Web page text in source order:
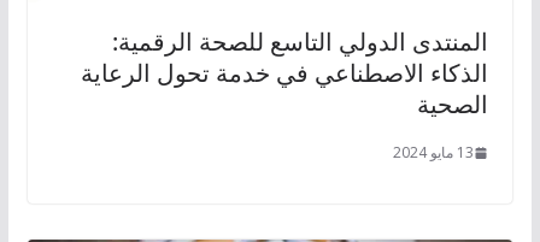
المنتدى الدولي التاسع للصحة الرقمية:
الذكاء الاصطناعي في خدمة تحول الرعاية
الصحية
13 مايو 2024